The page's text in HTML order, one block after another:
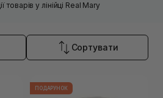
товарів у лінійці Real Mary
Сортувати
ПОДАРУНОК